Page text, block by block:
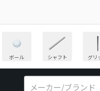
ボール シャフト グリ